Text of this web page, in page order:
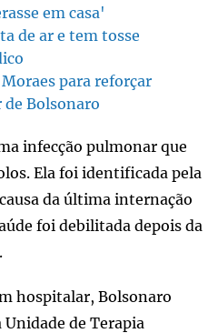
em casa'
de ar e tem tosse
para reforçar
Bolsonaro
infecção pulmonar que
Ela foi identificada pela
da última internação
foi debilitada depois da
hospitalar, Bolsonaro
de Terapia